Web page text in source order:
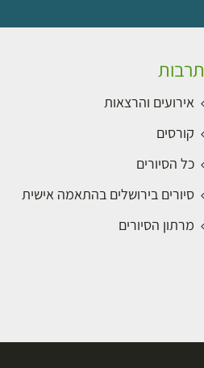
תרבות
אירועים והרצאות
קורסים
כל הסיורים
סיורים בירושלים בהתאמה אישית
מרתון הסיורים